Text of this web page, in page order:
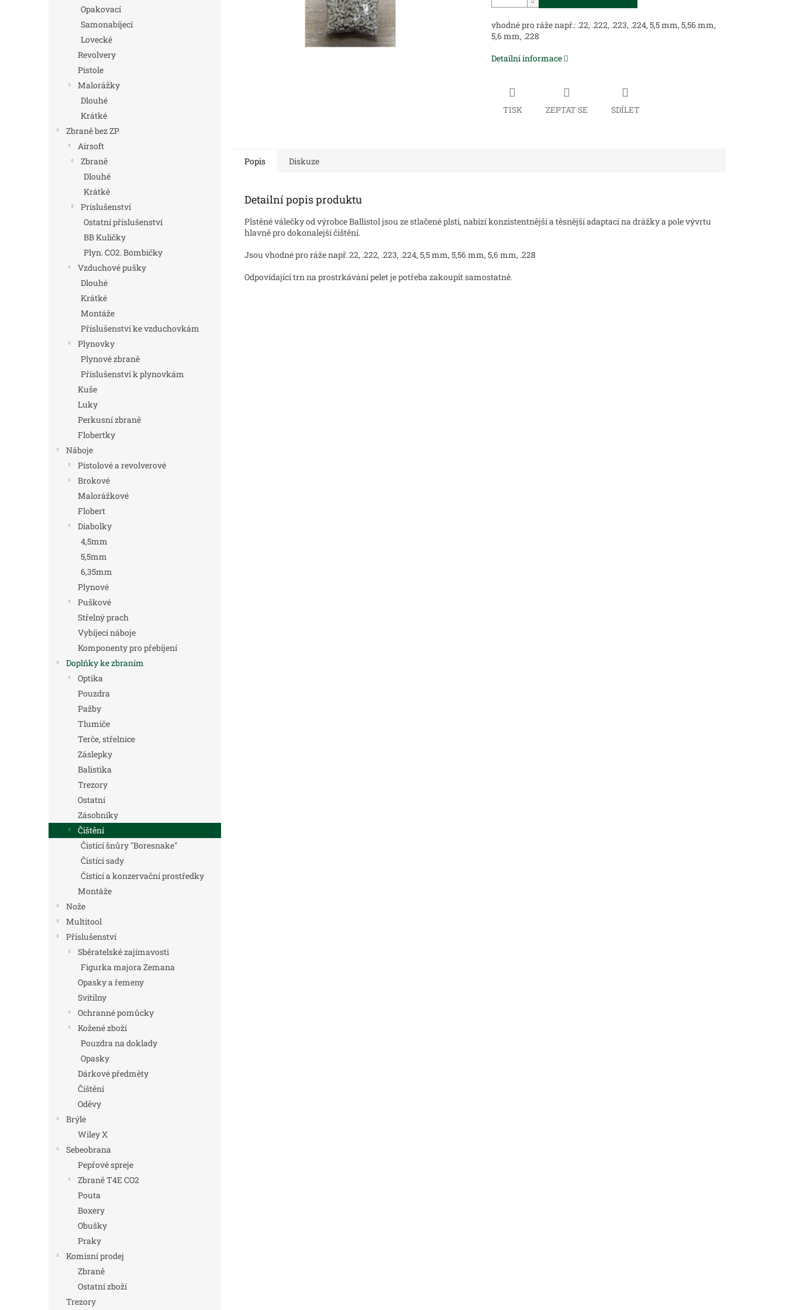
Opakovací
Samonabíjecí
Lovecké
Revolvery
Pistole
Malorážky
Dlouhé
Krátké
Zbraně bez ZP
Airsoft
Zbraně
Dlouhé
Krátké
Príslušenství
Ostatní příslušenství
BB Kuličky
Plyn. CO2. Bombičky
Vzduchové pušky
Dlouhé
Krátké
Montáže
Příslušenství ke vzduchovkám
Plynovky
Plynové zbraně
Příslušenství k plynovkám
Kuše
Luky
Perkusní zbraně
Flobertky
Náboje
Pistolové a revolverové
Brokové
Malorážkové
Flobert
Diabolky
4,5mm
5,5mm
6,35mm
Plynové
Puškové
Střelný prach
Vybíjecí náboje
Komponenty pro přebíjení
Doplňky ke zbraním
Optika
Pouzdra
Pažby
Tlumiče
Terče, střelnice
Záslepky
Balistika
Trezory
Ostatní
Zásobníky
Čištění
Čistící šnůry "Boresnake"
Čistící sady
Čistící a konzervační prostředky
Montáže
Nože
Multitool
Příslušenství
Sběratelské zajímavosti
Figurka majora Zemana
Opasky a řemeny
Svítilny
Ochranné pomůcky
Kožené zboží
Pouzdra na doklady
Opasky
Dárkové předměty
Čištění
Oděvy
Brýle
Wiley X
Sebeobrana
Pepřové spreje
Zbraně T4E CO2
Pouta
Boxery
Obušky
Praky
Komisní prodej
Zbraně
Ostatní zboží
Trezory
vhodné pro ráže např.: .22, .222, .223, .224, 5,5 mm, 5,56 mm,
5,6 mm, .228
Detailní informace
TISK ZEPTAT SE SDÍLET
Popis Diskuze
Detailní popis produktu
Plstěné válečky od výrobce Ballistol jsou ze stlačené plsti, nabízí konzistentnější a těsnější adaptaci na drážky a pole vývrtu
hlavně pro dokonalejší čištění.
Jsou vhodné pro ráže např. 22, .222, .223, .224, 5,5 mm, 5,56 mm, 5,6 mm, .228
Odpovídající trn na prostrkávání pelet je potřeba zakoupit samostatně.